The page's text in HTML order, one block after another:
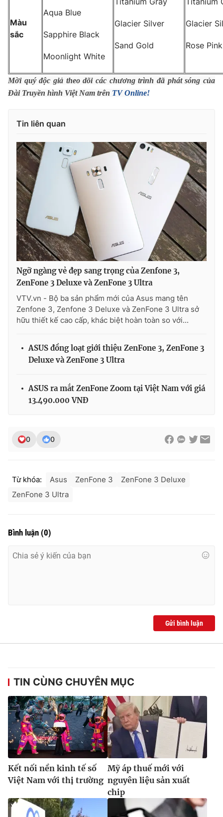
Màu
sắc
Aqua Blue
Sapphire Black
Moonlight White
Glacier Silver
Sand Gold
Glacier
Rose Pink
Mời quý độc giả theo dõi các chương trình đã phát sóng của
Đài Truyền hình Việt Nam trên TV Online!
Tin liên quan
Ngỡ ngàng vẻ đẹp sang trọng của Zenfone 3,
ZenFone 3 Deluxe và ZenFone 3 Ultra
VTV.vn - Bộ ba sản phẩm mới của Asus mang tên
Zenfone 3, Zenfone 3 Deluxe và ZenFone 3 Ultra sở
hữu thiết kế cao cấp, khác biệt hoàn toàn so với...
ASUS đồng loạt giới thiệu ZenFone 3, ZenFone 3
Deluxe và ZenFone 3 Ultra
ASUS ra mắt ZenFone Zoom tại Việt Nam với giá
13.490.000 VNĐ
0 0
Từ khóa: Asus ZenFone 3
ZenFone 3 Deluxe
ZenFone 3 Ultra
Bình luận (0)
Gửi bình luận
TIN CÙNG CHUYÊN MỤC
Kết nối nền kinh tế số
Việt Nam với thị trường
Mỹ áp thuế mới với
nguyên liệu sản xuất
chip